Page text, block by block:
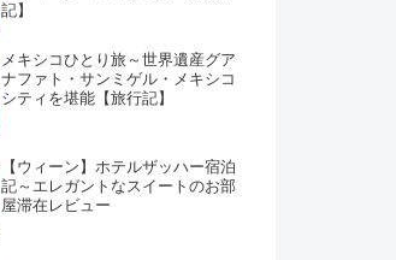
記】
メキシコひとり旅～世界遺産グア
ナファト・サンミゲル・メキシコ
シティを堪能【旅行記】
【ウィーン】ホテルザッハー宿泊
記～エレガントなスイートのお部
屋滞在レビュー